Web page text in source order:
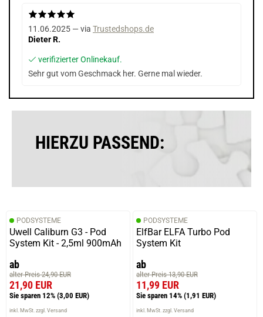
11.06.2025 — via Trustedshops.de
Dieter R.
verifizierter Onlinekauf.
Sehr gut vom Geschmack her. Gerne mal wieder.
HIERZU PASSEND:
PODSYSTEME
Uwell Caliburn G3 - Pod
System Kit - 2,5ml 900mAh
ab
alter Preis 24,90 EUR
21,90 EUR
Sie sparen 12% (3,00 EUR)
inkl. MwSt. zzgl. Versand
PODSYSTEME
ElfBar ELFA Turbo Pod
System Kit
ab
alter Preis 13,90 EUR
11,99 EUR
Sie sparen 14% (1,91 EUR)
inkl. MwSt. zzgl. Versand